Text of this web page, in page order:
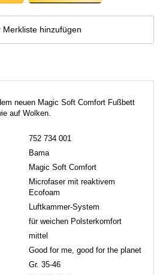
Merkliste hinzufügen
neuen Magic Soft Comfort Fußbett
auf Wolken.
752 734 001
Bama
Magic Soft Comfort
Microfaser mit reaktivem
Ecofoam
Luftkammer-System
für weichen Polsterkomfort
mittel
Good for me, good for the planet
Gr. 35-46